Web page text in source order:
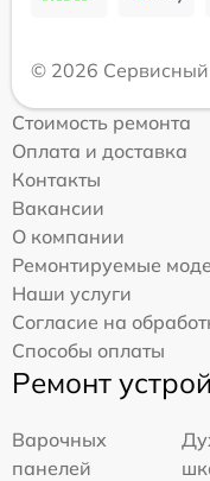
© 2026 Сервисный
Стоимость ремонта
Оплата и доставка
Контакты
Вакансии
О компании
Ремонтируемые
Наши услуги
Согласие на
Способы оплаты
Ремонт
Варочных
панелей